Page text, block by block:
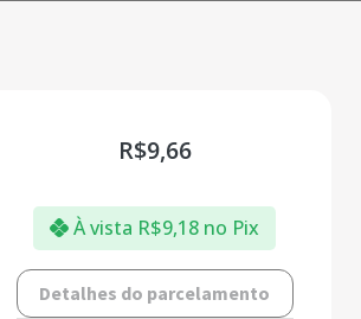
R$9,66
À vista R$9,18 no Pix
Detalhes do parcelamento